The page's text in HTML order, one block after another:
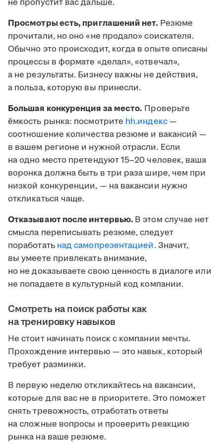
не пропустит вас дальше.
Просмотры есть, приглашений нет. Резюме
прочитали, но оно «не продало» соискателя.
Обычно это происходит, когда в опыте описаны
процессы в формате «делал», «отвечал»,
а не результаты. Бизнесу важны не действия,
а польза, которую вы принесли.
Большая конкуренция за место. Проверьте
ёмкость рынка: посмотрите hh.индекс—
соотношение количества резюме и вакансий —
в вашем регионе и нужной отрасли. Если
на одно место претендуют 15–20 человек, ваша
воронка должна быть в три раза шире, чем при
низкой конкуренции, — на вакансии нужно
откликаться чаще.
Отказывают после интервью. В этом случае нет
смысла переписывать резюме, следует
поработать над самопрезентацией. Значит,
вы умеете привлекать внимание,
но не доказываете свою ценность в диалоге или
не попадаете в культурный код компании.
Смотреть на поиск работы как
на тренировку навыков
Не стоит начинать поиск с компании мечты.
Прохождение интервью — это навык, который
требует разминки.
В первую неделю откликайтесь на вакансии,
которые для вас не в приоритете. Это поможет
снять тревожность, отработать ответы
на сложные вопросы и проверить реакцию
рынка на ваше резюме.